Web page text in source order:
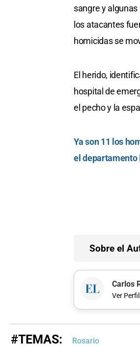
sangre y
los atacantes
homicidas se
El herido,
hospital de
el pecho y la
Ya son 11 los
el departamento
Sobre el
Carlos
Ver Perfil
#TEMAS: Rosario